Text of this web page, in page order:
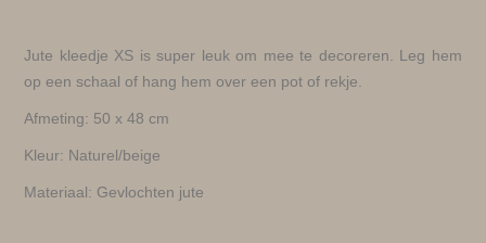
Jute kleedje XS is super leuk om mee te decoreren. Leg hem
op een schaal of hang hem over een pot of rekje.
Afmeting: 50 x 48 cm
Kleur: Naturel/beige
Materiaal: Gevlochten jute